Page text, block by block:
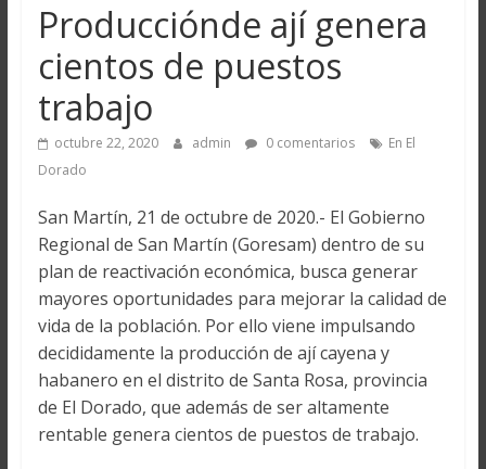
Producciónde ají genera
cientos de puestos
trabajo
octubre 22, 2020 admin 0 comentarios
En El
Dorado
San Martín, 21 de octubre de 2020.- El Gobierno
Regional de San Martín (Goresam) dentro de su
plan de reactivación económica, busca generar
mayores oportunidades para mejorar la calidad de
vida de la población. Por ello viene impulsando
decididamente la producción de ají cayena y
habanero en el distrito de Santa Rosa, provincia
de El Dorado, que además de ser altamente
rentable genera cientos de puestos de trabajo.